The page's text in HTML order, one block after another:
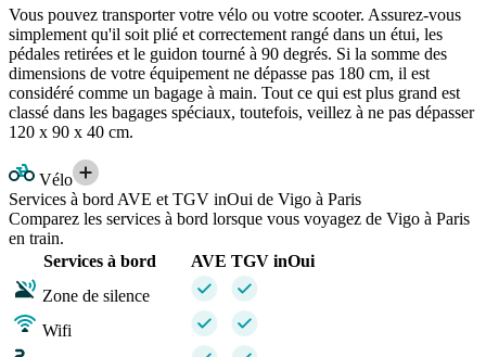
Vous pouvez transporter votre vélo ou votre scooter. Assurez-vous
simplement qu'il soit plié et correctement rangé dans un étui, les
pédales retirées et le guidon tourné à 90 degrés. Si la somme des
dimensions de votre équipement ne dépasse pas 180 cm, il est
considéré comme un bagage à main. Tout ce qui est plus grand est
classé dans les bagages spéciaux, toutefois, veillez à ne pas dépasser
120 x 90 x 40 cm.
Vélo
Services à bord AVE et TGV inOui de Vigo à Paris
Comparez les services à bord lorsque vous voyagez de Vigo à Paris
en train.
Services à bord
AVE TGV inOui
Zone de silence
Wifi